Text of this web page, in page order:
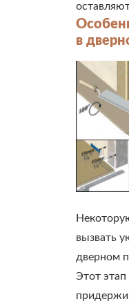
в
вызвать
дверном
Этот этап